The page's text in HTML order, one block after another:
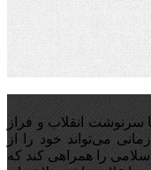
سرنوشت انقلاب و فراز
می‌تواند خود را از
را همراهی کند که